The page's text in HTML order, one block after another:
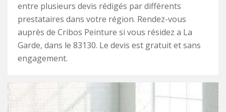
entre plusieurs devis rédigés par différents
prestataires dans votre région. Rendez-vous
auprès de Cribos Peinture si vous résidez a La
Garde, dans le 83130. Le devis est gratuit et sans
engagement.